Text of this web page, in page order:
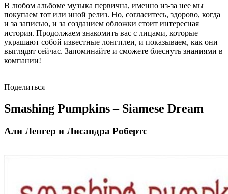
В любом альбоме музыка первична, именно из-за нее мы
покупаем тот или иной релиз. Но, согласитесь, здорово, когда
и за записью, и за созданием обложки стоит интересная
история. Продолжаем знакомить вас с лицами, которые
украшают собой известные лонгплеи, и показываем, как они
выглядят сейчас. Запоминайте и сможете блеснуть знаниями в
компании!
Поделиться
Smashing Pumpkins – Siamese Dream
Али Ленгер и Лисандра Робертс